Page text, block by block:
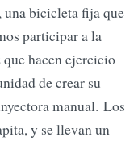
una bicicleta fija que
participar a la
hacen ejercicio
de crear su
manual. Los
y se llevan un